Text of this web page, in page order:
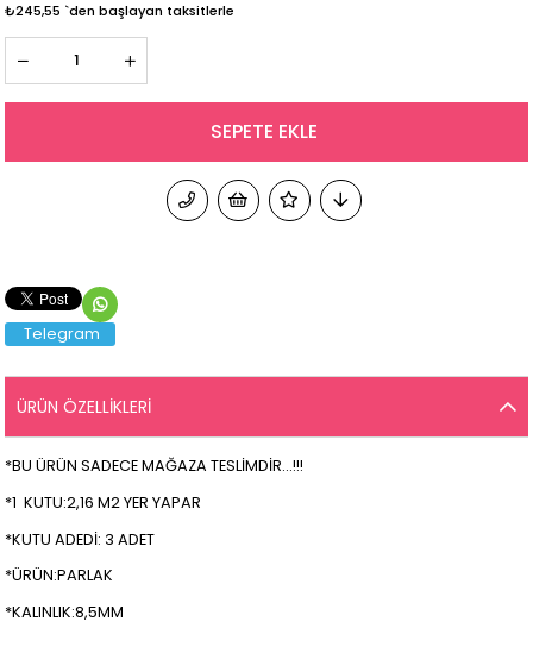
₺245,55 `den başlayan taksitlerle
Telegram
ÜRÜN ÖZELLIKLERI
*BU ÜRÜN SADECE MAĞAZA TESLİMDİR...!!!
*1 KUTU:2,16 M2 YER YAPAR
*KUTU ADEDİ: 3 ADET
*ÜRÜN:PARLAK
*KALINLIK:8,5MM